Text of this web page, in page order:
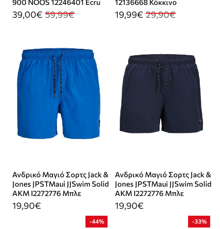
900 NOOS 12246401 Ecru
39,00€ 59,99€
12136668 Κόκκινο
19,99€ 29,90€
Ανδρικό Μαγιό Σορτς Jack &
Jones JPSTMaui JJSwim Solid
AKM I2272776 Μπλε
19,90€
Ανδρικό Μαγιό Σορτς Jack &
Jones JPSTMaui JJSwim Solid
AKM I2272776 Μπλε
19,90€
-44% -33%